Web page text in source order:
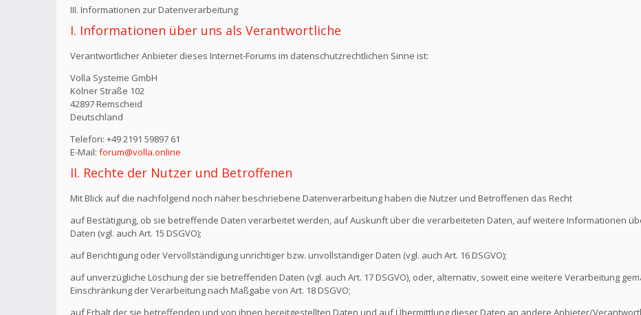
III. Informationen zur Datenverarbeitung
I. Informationen über uns als Verantwortliche
Verantwortlicher Anbieter dieses Internet-Forums im datenschutzrechtlichen Sinne ist:
Volla Systeme GmbH
Kölner Straße 102
42897 Remscheid
Deutschland
Telefon: +49 2191 59897 61
E-Mail: forum@volla.online
II. Rechte der Nutzer und Betroffenen
Mit Blick auf die nachfolgend noch näher beschriebene Datenverarbeitung haben die Nutzer und Betroffenen das Recht
auf Bestätigung, ob sie betreffende Daten verarbeitet werden, auf Auskunft über die verarbeiteten Daten, auf weitere Informationen
Daten (vgl. auch Art. 15 DSGVO);
auf Berichtigung oder Vervollständigung unrichtiger bzw. unvollständiger Daten (vgl. auch Art. 16 DSGVO);
auf unverzügliche Löschung der sie betreffenden Daten (vgl. auch Art. 17 DSGVO), oder, alternativ, soweit eine weitere Verarbeitung
Einschränkung der Verarbeitung nach Maßgabe von Art. 18 DSGVO;
auf Erhalt der sie betreffenden und von ihnen bereitgestellten Daten und auf Übermittlung dieser Daten an andere Anbieter/